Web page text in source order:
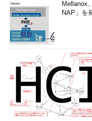
Mellanox
NAP」を